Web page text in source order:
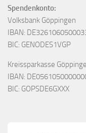
Spendenkonto:
Volksbank Göppingen
IBAN:
BIC: GENODES1VGP
Kreissparkasse
IBAN:
BIC: GOPSDE6GXXX